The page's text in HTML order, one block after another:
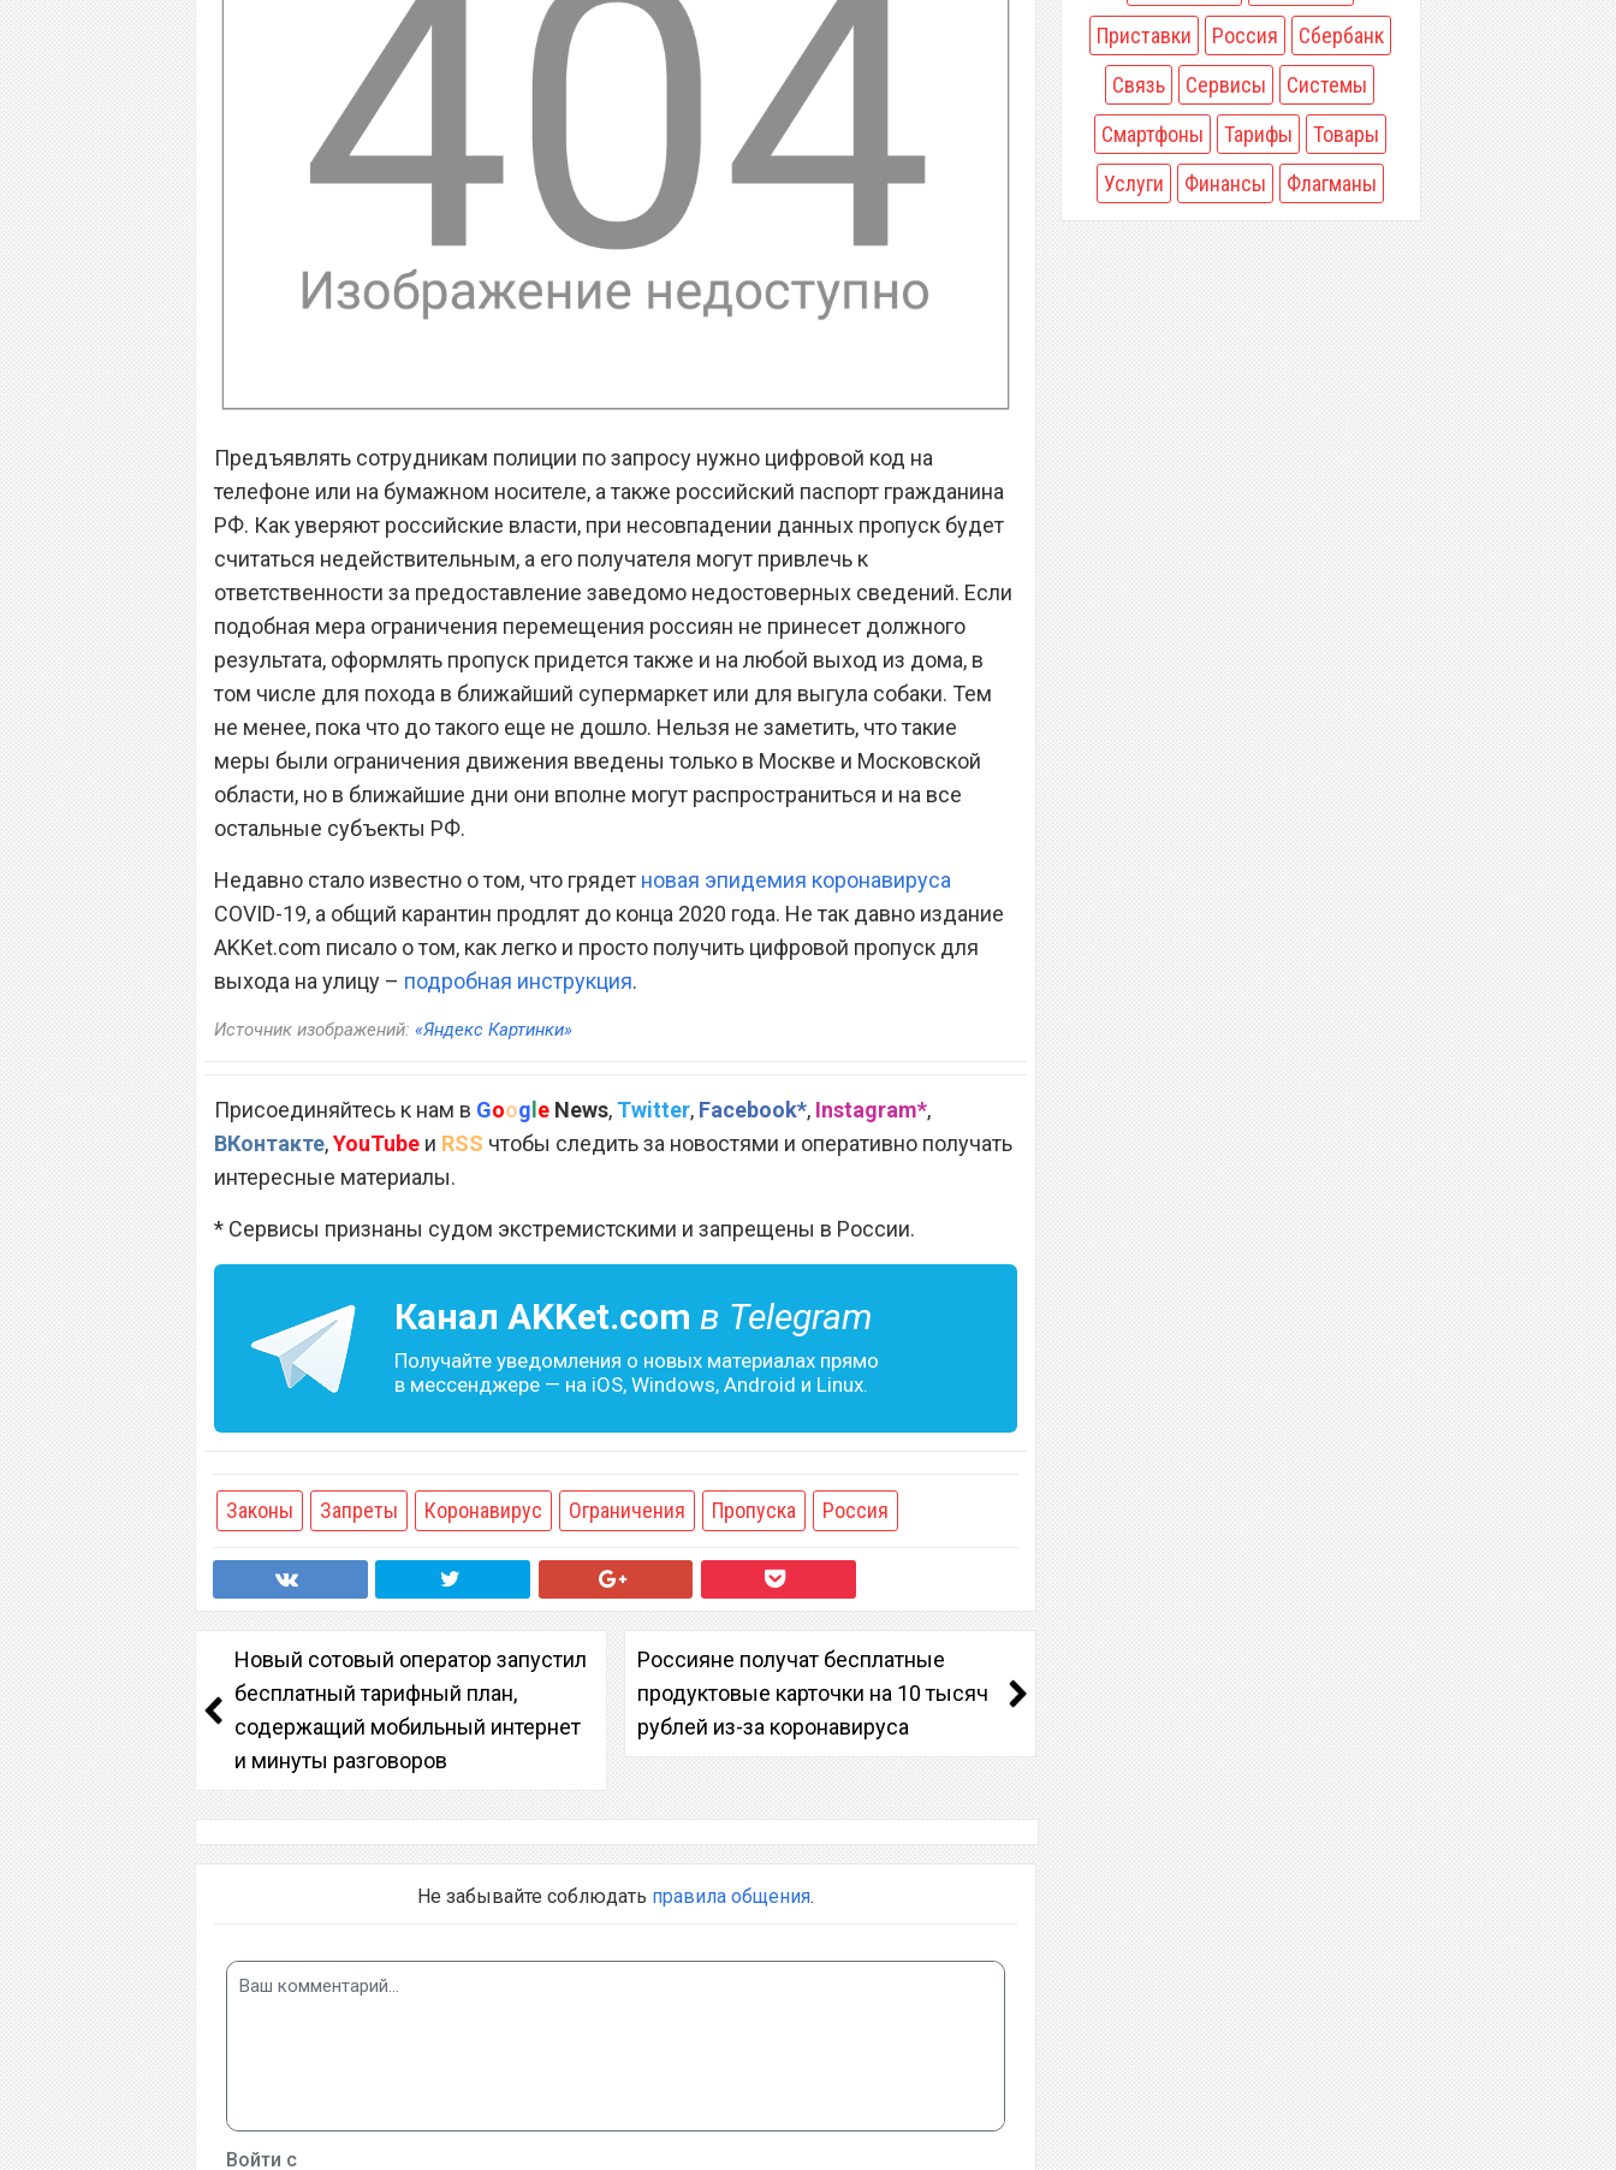
Предъявлять сотрудникам полиции по запросу нужно цифровой код на
телефоне или на бумажном носителе, а также российский паспорт гражданина
РФ. Как уверяют российские власти, при несовпадении данных пропуск будет
считаться недействительным, а его получателя могут привлечь к
ответственности за предоставление заведомо недостоверных сведений. Если
подобная мера ограничения перемещения россиян не принесет должного
результата, оформлять пропуск придется также и на любой выход из дома, в
том числе для похода в ближайший супермаркет или для выгула собаки. Тем
не менее, пока что до такого еще не дошло. Нельзя не заметить, что такие
меры были ограничения движения введены только в Москве и Московской
области, но в ближайшие дни они вполне могут распространиться и на все
остальные субъекты РФ.
Недавно стало известно о том, что грядет новая эпидемия коронавируса
COVID-19, а общий карантин продлят до конца 2020 года. Не так давно издание
AKKet.com писало о том, как легко и просто получить цифровой пропуск для
выхода на улицу – подробная инструкция.
Источник изображений: «Яндекс Картинки»
Присоединяйтесь к нам в Google News, Twitter, Facebook*, Instagram*,
ВКонтакте,YouTube и RSS чтобы следить за новостями и оперативно получать
интересные материалы.
* Сервисы признаны судом экстремистскими и запрещены в России.
Канал AKKet.com в Telegram
Получайте уведомления о новых материалах прямо
в мессенджере — на iOS, Windows, Android и Linux.
Законы Запреты Коронавирус Ограничения Пропуска Россия
Новый сотовый оператор запустил
бесплатный тарифный план,
содержащий мобильный интернет
и минуты разговоров
Россияне получат бесплатные
продуктовые карточки на 10 тысяч
рублей из-за коронавируса
Не забывайте соблюдать правила общения.
Войти с
Приставки
Россия
Сбербанк
Связь
Сервисы
Системы
Смартфоны
Тарифы
Товары
Услуги
Финансы Флагманы